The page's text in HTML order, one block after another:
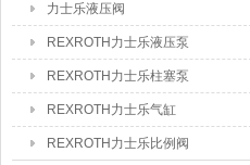
力士乐液压阀
REXROTH力士乐液压泵
REXROTH力士乐柱塞泵
REXROTH力士乐气缸
REXROTH力士乐比例阀